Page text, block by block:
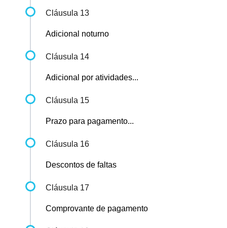
Cláusula 13
Adicional noturno
Cláusula 14
Adicional por atividades...
Cláusula 15
Prazo para pagamento...
Cláusula 16
Descontos de faltas
Cláusula 17
Comprovante de pagamento